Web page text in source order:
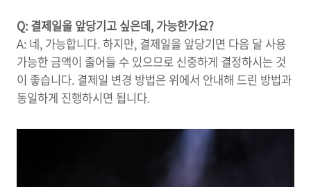
Q: 결제일을 앞당기고 싶은데, 가능한가요?
A: 네, 가능합니다. 하지만, 결제일을 앞당기면 다음 달 사용
가능한 금액이 줄어들 수 있으므로 신중하게 결정하시는 것
이 좋습니다. 결제일 변경 방법은 위에서 안내해 드린 방법과
동일하게 진행하시면 됩니다.